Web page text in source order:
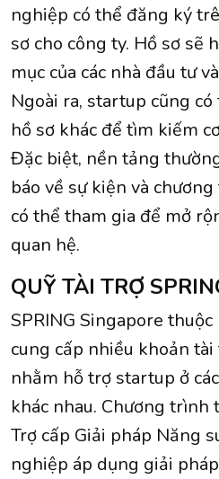
nghiệp có thể đăng ký
sơ cho công ty. Hồ sơ sẽ
mục của các nhà đầu tư
Ngoài ra, startup cũng
hồ sơ khác để tìm kiếm
Đặc biệt, nền tảng
báo về sự kiện và
có thể tham gia để mở
quan hệ.
QUỸ TÀI TRỢ
SPRING Singapore
cung cấp nhiều khoản
nhằm hỗ trợ startup ở
khác nhau. Chương trình
Trợ cấp Giải pháp Năng
nghiệp áp dụng giải